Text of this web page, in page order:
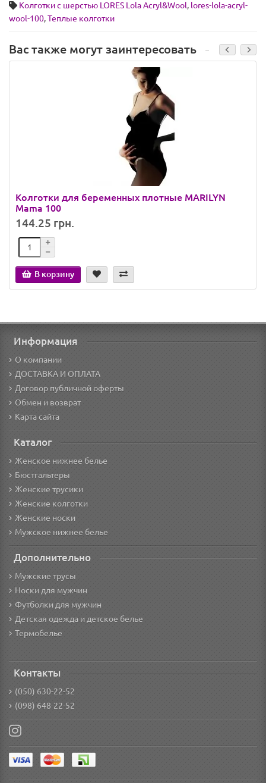
Колготки с шерстью LORES Lola Acryl&Wool, lores-lola-acryl-
wool-100,Теплые колготки
Вас также могут заинтересовать
Колготки для беременных плотные MARILYN
Mama 100
144.25 грн.
В корзину
Информация
О компании
ДОСТАВКА И ОПЛАТА
Договор публичной оферты
Обмен и возврат
Карта сайта
Каталог
Женское нижнее белье
Бюстгальтеры
Женские трусики
Женские колготки
Женские носки
Мужское нижнее белье
Дополнительно
Мужские трусы
Носки для мужчин
Футболки для мужчин
Детская одежда и детское белье
Термобелье
Контакты
(050) 630-22-52
(098) 648-22-52